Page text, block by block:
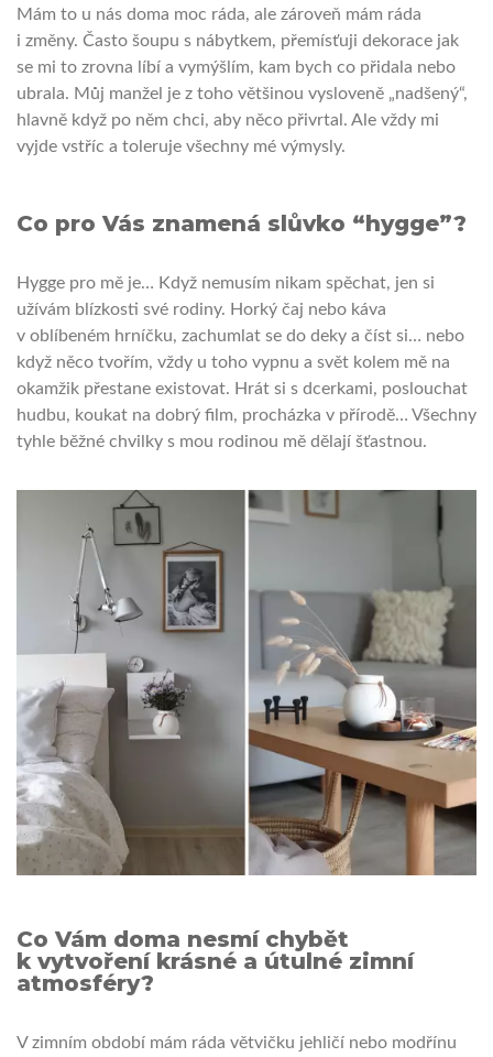
Mám to u nás doma moc ráda, ale zároveň mám ráda
i změny. Často šoupu s nábytkem, přemísťuji dekorace jak
se mi to zrovna líbí a vymýšlím, kam bych co přidala nebo
ubrala. Můj manžel je z toho většinou vysloveně „nadšený“,
hlavně když po něm chci, aby něco přivrtal. Ale vždy mi
vyjde vstříc a toleruje všechny mé výmysly.
Co pro Vás znamená slůvko “hygge”?
Hygge pro mě je… Když nemusím nikam spěchat, jen si
užívám blízkosti své rodiny. Horký čaj nebo káva
v oblíbeném hrníčku, zachumlat se do deky a číst si… nebo
když něco tvořím, vždy u toho vypnu a svět kolem mě na
okamžik přestane existovat. Hrát si s dcerkami, poslouchat
hudbu, koukat na dobrý film, procházka v přírodě… Všechny
tyhle běžné chvilky s mou rodinou mě dělají šťastnou.
Co Vám doma nesmí chybět
k vytvoření krásné a útulné zimní
atmosféry?
V zimním období mám ráda větvičku jehličí nebo modřínu